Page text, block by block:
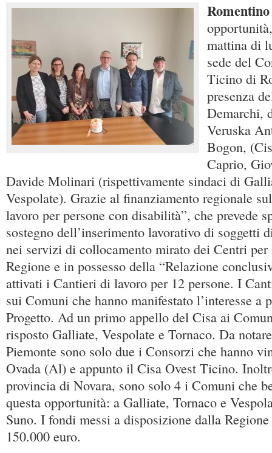
Romentino
mattina di
sede del
Ticino di
presenza
Demarchi,
Veruska
Bogon,
Caprio,
Davide Molinari (rispettivamente sindaci di
Vespolate). Grazie al finanziamento regionale
lavoro per persone con disabilità”, che prevede
sostegno dell’inserimento lavorativo di soggetti
nei servizi di collocamento mirato dei Centri per
Regione e in possesso della “Relazione
attivati i Cantieri di lavoro per 12 persone. I
sui Comuni che hanno manifestato l’interesse a
Progetto. Ad un primo appello del Cisa ai
risposto Galliate, Vespolate e Tornaco. Da
Piemonte sono solo due i Consorzi che hanno
Ovada (Al) e appunto il Cisa Ovest Ticino.
provincia di Novara, sono solo 4 i Comuni che
questa opportunità: a Galliate, Tornaco e
Suno. I fondi messi a disposizione dalla
150.000 euro.